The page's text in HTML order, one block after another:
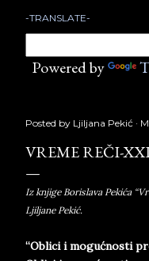
-TRANSLATE-
Powered by
Posted by Ljiljana Pekić
VREME REČI-
Iz knjige Borislava Pekića
Ljiljane Pekić.
“Oblici i mogućnosti